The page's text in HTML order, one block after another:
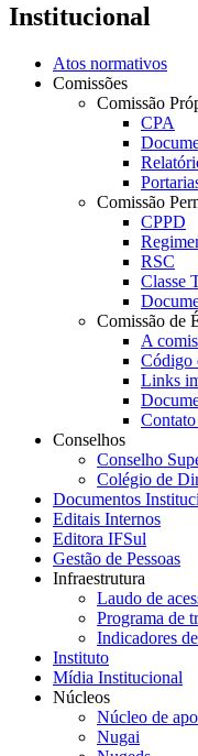
Institucional
Atos normativos
Comissões
Comissão
CPA
Comissão
CPPD
RSC
Classe
Comissão de
A
Código
Links
Conselhos
Conselho
Colégio de
Documentos
Editais Internos
Editora IFSul
Gestão de Pessoas
Infraestrutura
Laudo de
Programa de
Indicadores
Instituto
Mídia Institucional
Núcleos
Núcleo de
Nugai